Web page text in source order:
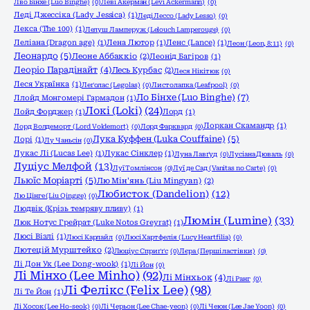
Лво Бінхе (Luo Binghe) (0)Леві Акерман (Levi Ackermann) (0)
Леді Джессіка (Lady Jessica) (1)Леді Лессо (Lady Lesso) (0)
Лекса (The 100) (1)Лелуш Ламперуж (Lelouch Lamperouge) (0)
Леліана (Dragon age) (1)Лена Лютор (1)Ленс (Lance) (1)Леон (Leon, 8:11) (0)
Леонардо (5)Леоне Аббаккіо (2)Леонід Багіров (1)
Леоріо Парадінайт (4)Лесь Курбас (2)Леся Нікітюк (0)
Леся Українка (1)Леґолас (Legolas) (0)Листолапка (Leafpool) (0)
Ллойд Монгомері Гармадон (1)Ло Бінхе (Luo Binghe) (7)
Лойд Форджер (1)Локі (Loki) (24)Лорд (1)
Лорд Волдеморт (Lord Voldemort) (0)Лорд Фарквард (0)Лоркан Скамандр (1)
Лорі (1)Лу Чаньсін (0)Лука Куффен (Luka Couffaine) (5)
Лукас Лі (Lucas Lee) (1)Лукас Сінклер (1)Луна Лавґуд (0)Лусіана Дюваль (0)
Луціус Мелфой (13)Луї Томлінсон (0)Луї де Сад (Vanitas no Carte) (0)
Льюїс Моріарті (5)Лю Мін'янь (Liu Mingyan) (2)
Лю Цінге (Liu Qingge) (0)Любисток (Dandelion) (12)
Людвік (Крізь темряву пливу) (1)
Люк Нотус Грейрат (Luke Notos Greyrat) (1)Люмін (Lumine) (33)
Люсі Візлі (1)Люсі Карлайл (0)Люсі Хартфелія (Lucy Heartfilia) (0)
Лютецій Мурштейко (2)Люціус Сприґґс (0)Лєра (Перші ластівки) (0)
Лі Дон Ук (Lee Dong-wook) (1)Лі Йон (0)
Лі Мінхо (Lee Minho) (92)Лі Мінхьок (4)Лі Ранг (0)
Лі Те Йон (1)Лі Фелікс (Felix Lee) (98)
Лі Хосок (Lee Ho-seok) (0)Лі Черьон (Lee Chae-yeon) (0)Лі Чеюн (Lee Jae Yoon) (0)